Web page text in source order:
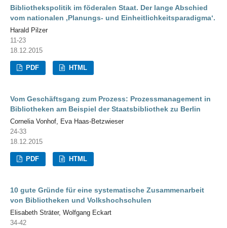
Bibliothekspolitik im föderalen Staat. Der lange Abschied
vom nationalen ‚Planungs- und Einheitlichkeitsparadigma‘.
Harald Pilzer
11-23
18.12.2015
PDF HTML
Vom Geschäftsgang zum Prozess: Prozessmanagement in
Bibliotheken am Beispiel der Staatsbibliothek zu Berlin
Cornelia Vonhof, Eva Haas-Betzwieser
24-33
18.12.2015
PDF HTML
10 gute Gründe für eine systematische Zusammenarbeit
von Bibliotheken und Volkshochschulen
Elisabeth Sträter, Wolfgang Eckart
34-42